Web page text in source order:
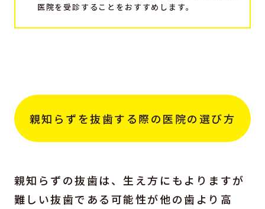
医院を受診することをおすすめします。
親知らずを抜歯する際の医院の選び方
親知らずの抜歯は、生え方にもよりますが
難しい抜歯である可能性が他の歯より高